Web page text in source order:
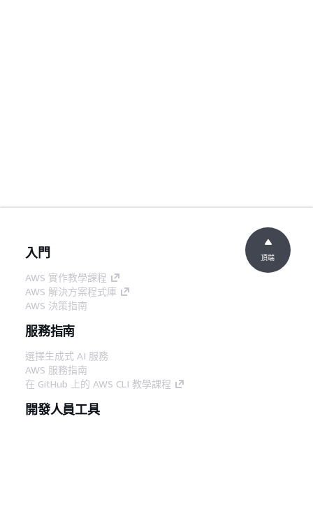
入門
AWS 實作教學課程
AWS 解決方案程式庫
AWS 決策指南
服務指南
選擇生成式 AI 服務
AWS 服務指南
在 GitHub 上的 AWS CLI 教學課程
開發人員工具
頂端